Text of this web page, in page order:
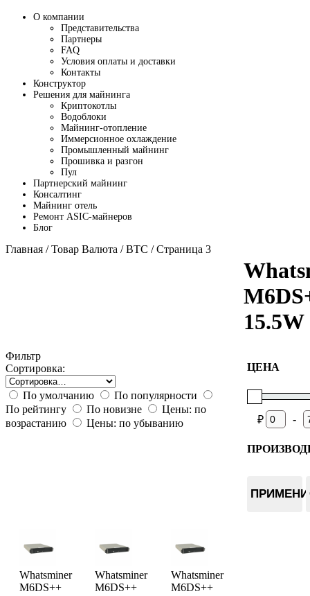
О компании
Представительства
Партнеры
FAQ
Условия оплаты и доставки
Контакты
Конструктор
Решения для майнинга
Криптокотлы
Водоблоки
Майнинг-отопление
Иммерсионное охлаждение
Промышленный майнинг
Прошивка и разгон
Пул
Партнерский майнинг
Консалтинг
Майнинг отель
Ремонт ASIC-майнеров
Блог
Главная / Товар Валюта /BTC / Страница 3
Фильтр
Сортировка:
По умолчанию
По популярности
По рейтингу
По новизне
Цены: по
возрастанию
Цены: по убыванию
ЦЕНА
₽ -
Whatsminer
M6DS++
Whatsminer
M6DS++
Whatsminer
M6DS++